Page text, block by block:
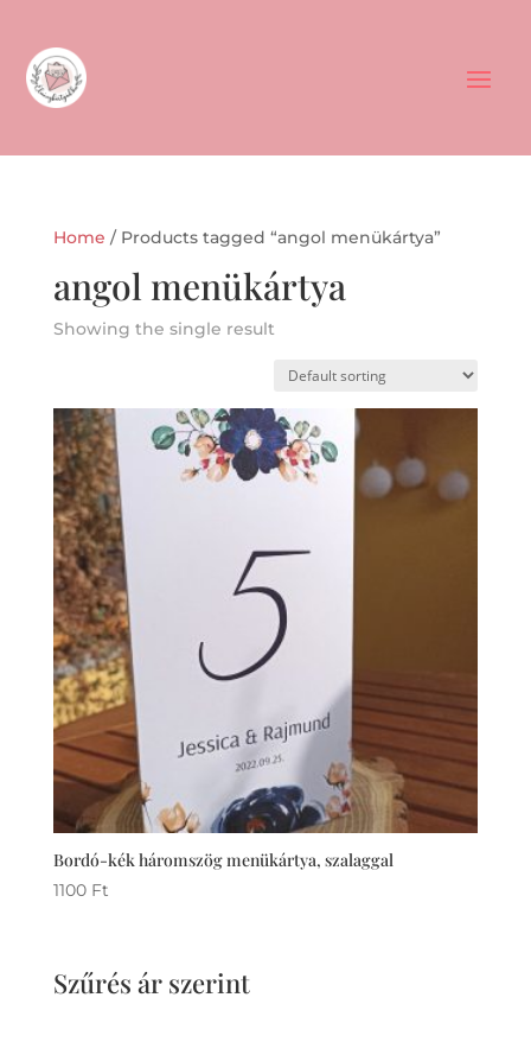
Home / Products tagged “angol menükártya”
angol menükártya
Showing the single result
Bordó-kék háromszög menükártya, szalaggal
1100 Ft
Szűrés ár szerint